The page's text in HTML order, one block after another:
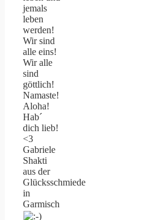
jemals
leben
werden!
Wir sind
alle eins!
Wir alle
sind
göttlich!
Namaste!
Aloha!
Hab´
dich lieb!
<3
Gabriele
Shakti
aus der
Glücksschmiede
in
Garmisch